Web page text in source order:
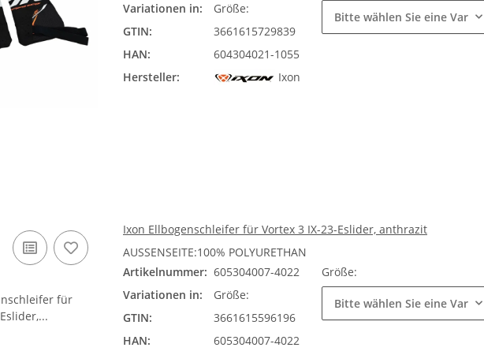
Variationen in:
Größe:
GTIN:
3661615729839
HAN:
604304021-1055
Hersteller:
Ixon
Bitte wählen Sie eine
Ixon Ellbogenschleifer für Vortex 3 IX-23-Eslider, anthrazit
AUSSENSEITE:100% POLYURETHAN
Artikelnummer: 605304007-4022
Variationen in:
Größe:
GTIN:
3661615596196
HAN:
605304007-4022
Größe:
Bitte wählen Sie eine